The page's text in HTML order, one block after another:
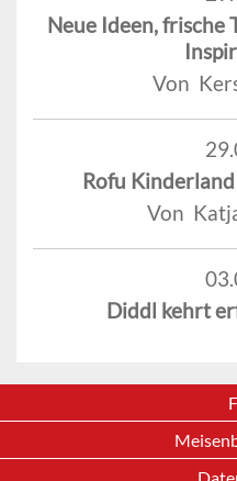
Neue Ideen, frische
Von
Rofu
Von
Diddl kehrt